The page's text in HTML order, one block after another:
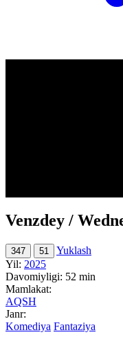
Venzdey /
347 51
Yuklash
Yil: 2025
Davomiyligi: 52 min
Mamlakat:
AQSH
Janr:
Komediya Fantaziya